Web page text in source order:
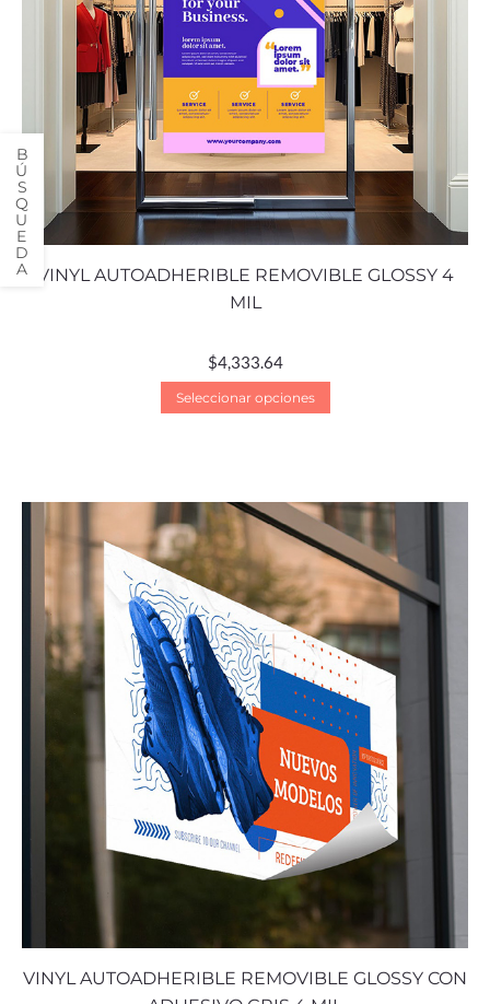
VINYL AUTOADHERIBLE REMOVIBLE GLOSSY 4
MIL
$4,333.64
Seleccionar opciones
VINYL AUTOADHERIBLE REMOVIBLE GLOSSY CON